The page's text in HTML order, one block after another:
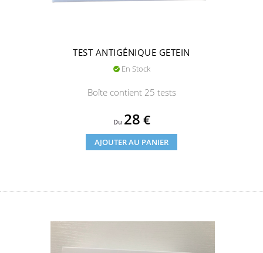
TEST ANTIGÉNIQUE GETEIN
 En Stock
Boîte contient 25 tests
Du
Prix
28 €
AJOUTER AU PANIER